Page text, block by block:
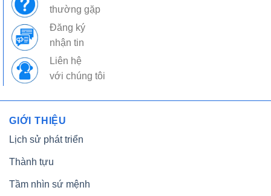
thường gặp
Đăng ký
nhận tin
Liên hệ
với chúng tôi
GIỚI THIỆU
Lịch sử phát triển
Thành tựu
Tầm nhìn sứ mệnh